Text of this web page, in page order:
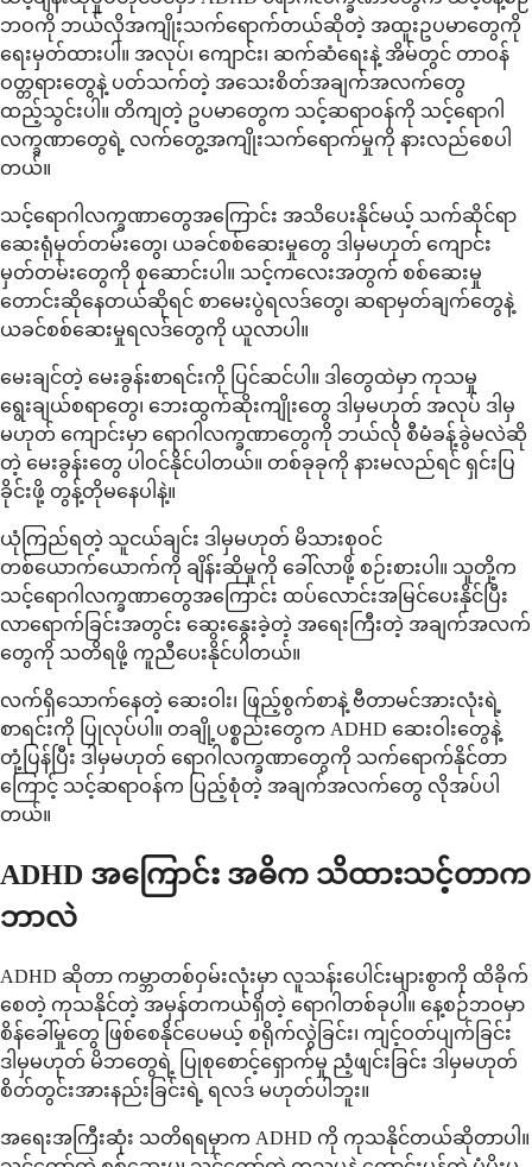
ဘဝကို ဘယ်လိုအကျိုးသက်ရောက်တယ်ဆိုတဲ့ အထူးဥပမာတွေကို
ရေးမှတ်ထားပါ။ အလုပ်၊ ကျောင်း၊ ဆက်ဆံရေးနဲ့ အိမ်တွင် တာဝန်
ဝတ္တရားတွေနဲ့ ပတ်သက်တဲ့ အသေးစိတ်အချက်အလက်တွေ
ထည့်သွင်းပါ။ တိကျတဲ့ ဥပမာတွေက သင့်ဆရာဝန်ကို သင့်ရောဂါ
လက္ခဏာတွေရဲ့ လက်တွေ့အကျိုးသက်ရောက်မှုကို နားလည်စေပါ
တယ်။
သင့်ရောဂါလက္ခဏာတွေအကြောင်း အသိပေးနိုင်မယ့် သက်ဆိုင်ရာ
ဆေးရုံမှတ်တမ်းတွေ၊ ယခင်စစ်ဆေးမှုတွေ ဒါမှမဟုတ် ကျောင်း
မှတ်တမ်းတွေကို စုဆောင်းပါ။ သင့်ကလေးအတွက် စစ်ဆေးမှု
တောင်းဆိုနေတယ်ဆိုရင် စာမေးပွဲရလဒ်တွေ၊ ဆရာမှတ်ချက်တွေနဲ့
ယခင်စစ်ဆေးမှုရလဒ်တွေကို ယူလာပါ။
မေးချင်တဲ့ မေးခွန်းစာရင်းကို ပြင်ဆင်ပါ။ ဒါတွေထဲမှာ ကုသမှု
ရွေးချယ်စရာတွေ၊ ဘေးထွက်ဆိုးကျိုးတွေ ဒါမှမဟုတ် အလုပ် ဒါမှ
မဟုတ် ကျောင်းမှာ ရောဂါလက္ခဏာတွေကို ဘယ်လို စီမံခန့်ခွဲမလဲဆို
တဲ့ မေးခွန်းတွေ ပါဝင်နိုင်ပါတယ်။ တစ်ခုခုကို နားမလည်ရင် ရှင်းပြ
ခိုင်းဖို့ တွန့်တိုမနေပါနဲ့။
ယုံကြည်ရတဲ့ သူငယ်ချင်း ဒါမှမဟုတ် မိသားစုဝင်
တစ်ယောက်ယောက်ကို ချိန်းဆိုမှုကို ခေါ်လာဖို့ စဉ်းစားပါ။ သူတို့က
သင့်ရောဂါလက္ခဏာတွေအကြောင်း ထပ်လောင်းအမြင်ပေးနိုင်ပြီး
လာရောက်ခြင်းအတွင်း ဆွေးနွေးခဲ့တဲ့ အရေးကြီးတဲ့ အချက်အလက်
တွေကို သတိရဖို့ ကူညီပေးနိုင်ပါတယ်။
လက်ရှိသောက်နေတဲ့ ဆေးဝါး၊ ဖြည့်စွက်စာနဲ့ ဗီတာမင်အားလုံးရဲ့
စာရင်းကို ပြုလုပ်ပါ။ တချို့ပစ္စည်းတွေက ADHD ဆေးဝါးတွေနဲ့
တုံ့ပြန်ပြီး ဒါမှမဟုတ် ရောဂါလက္ခဏာတွေကို သက်ရောက်နိုင်တာ
ကြောင့် သင့်ဆရာဝန်က ပြည့်စုံတဲ့ အချက်အလက်တွေ လိုအပ်ပါ
တယ်။
ADHD အကြောင်း အဓိက သိထားသင့်တာက
ဘာလဲ
ADHD ဆိုတာ ကမ္ဘာတစ်ဝှမ်းလုံးမှာ လူသန်းပေါင်းများစွာကို ထိခိုက်
စေတဲ့ ကုသနိုင်တဲ့ အမှန်တကယ်ရှိတဲ့ ရောဂါတစ်ခုပါ။ နေ့စဉ်ဘဝမှာ
စိန်ခေါ်မှုတွေ ဖြစ်စေနိုင်ပေမယ့် စရိုက်လွဲခြင်း၊ ကျင့်ဝတ်ပျက်ခြင်း
ဒါမှမဟုတ် မိဘတွေရဲ့ ပြုစုစောင့်ရှောက်မှု ညံ့ဖျင်းခြင်း ဒါမှမဟုတ်
စိတ်တွင်းအားနည်းခြင်းရဲ့ ရလဒ် မဟုတ်ပါဘူး။
အရေးအကြီးဆုံး သတိရရမှာက ADHD ကို ကုသနိုင်တယ်ဆိုတာပါ။